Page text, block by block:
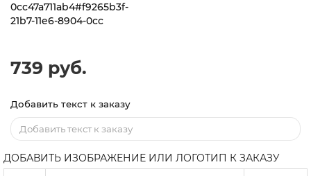
0cc47a711ab4#f9265b3f-
21b7-11e6-8904-0cc
739 руб.
Добавить текст к заказу
ДОБАВИТЬ ИЗОБРАЖЕНИЕ ИЛИ ЛОГОТИП К ЗАКАЗУ